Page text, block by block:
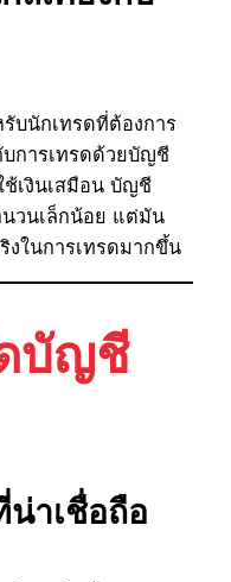
บนักเทรดที่ต้องการ
การเทรดด้วยบัญชี
เงินเสมือน บัญชี
นวนเล็กน้อย แต่มัน
งในการเทรดมากขึ้น
บัญชี
น่าเชื่อถือ